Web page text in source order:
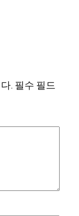
. 필수 필드